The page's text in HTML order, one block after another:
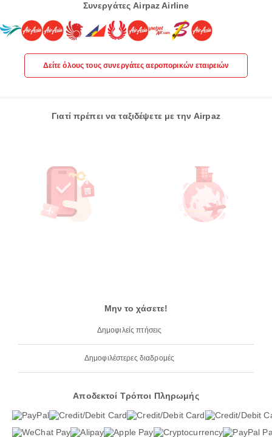
Συνεργάτες Airpaz Airline
Δείτε όλους τους συνεργάτες αεροπορικών εταιρειών
Γιατί πρέπει να ταξιδέψετε με την Airpaz
Μην το χάσετε!
Δημοφιλείς πτήσεις
Δημοφιλέστερες διαδρομές
Αποδεκτοί Τρόποι Πληρωμής